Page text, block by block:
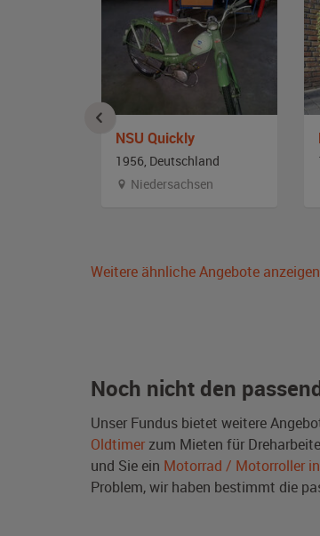
NSU Quickly
1956, Deutschland
Niedersachsen
Weitere ähnliche Angebote anzeigen
Noch nicht den
Unser Fundus bietet weitere
Oldtimer zum Mieten für
und Sie ein Motorrad / Motorroller
Problem, wir haben bestimmt die